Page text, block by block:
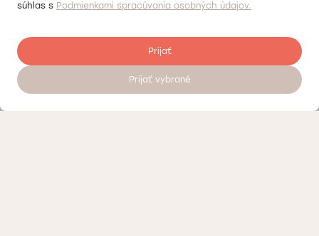
súhlas s Podmienkami spracúvania osobných údajov.
Prijať
Prijať vybrané
Objednať sa na vyšetrenie 24/7